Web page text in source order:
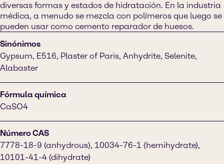
diversas formas y estados de hidratación. En la industria
médica, a menudo se mezcla con polímeros que luego se
pueden usar como cemento reparador de huesos.
Sinónimos
Gypsum, E516, Plaster of Paris, Anhydrite, Selenite,
Alabaster
Fórmula química
CaSO4
Número CAS
7778-18-9 (anhydrous), 10034-76-1 (hemihydrate),
10101-41-4 (dihydrate)